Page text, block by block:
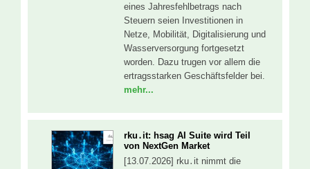
eines Jahresfehlbetrags nach
Steuern seien Investitionen in
Netze, Mobilität, Digitalisierung und
Wasserversorgung fortgesetzt
worden. Dazu trugen vor allem die
ertragsstarken Geschäftsfelder bei.
mehr...
rku․it: hsag AI Suite wird Teil
von NextGen Market
[13.07.2026] rku․it nimmt die